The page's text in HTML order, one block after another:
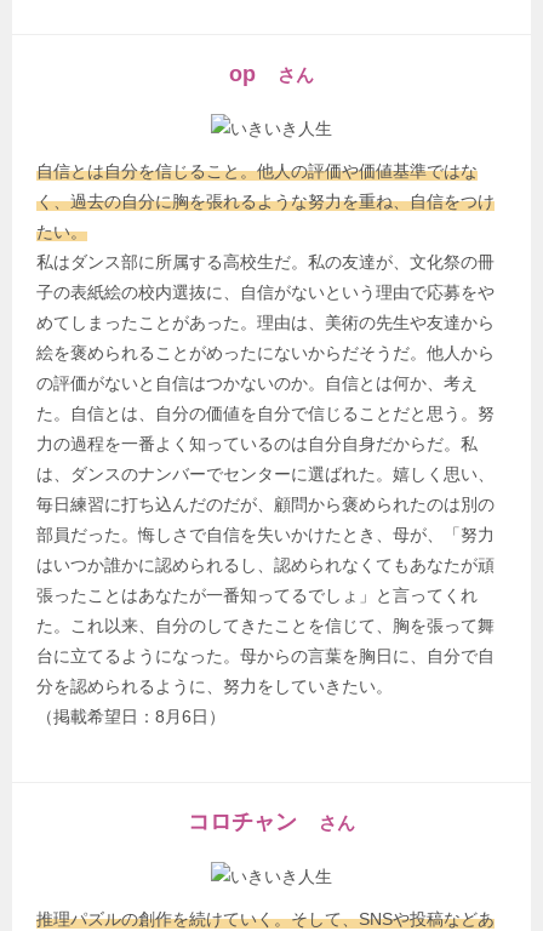
op さん
自信とは自分を信じること。他人の評価や価値基準ではな
く、過去の自分に胸を張れるような努力を重ね、自信をつけ
たい。
私はダンス部に所属する高校生だ。私の友達が、文化祭の冊
子の表紙絵の校内選抜に、自信がないという理由で応募をや
めてしまったことがあった。理由は、美術の先生や友達から
絵を褒められることがめったにないからだそうだ。他人から
の評価がないと自信はつかないのか。自信とは何か、考え
た。自信とは、自分の価値を自分で信じることだと思う。努
力の過程を一番よく知っているのは自分自身だからだ。私
は、ダンスのナンバーでセンターに選ばれた。嬉しく思い、
毎日練習に打ち込んだのだが、顧問から褒められたのは別の
部員だった。悔しさで自信を失いかけたとき、母が、「努力
はいつか誰かに認められるし、認められなくてもあなたが頑
張ったことはあなたが一番知ってるでしょ」と言ってくれ
た。これ以来、自分のしてきたことを信じて、胸を張って舞
台に立てるようになった。母からの言葉を胸日に、自分で自
分を認められるように、努力をしていきたい。
（掲載希望日：8月6日）
コロチャン さん
推理パズルの創作を続けていく。そして、SNSや投稿などあ